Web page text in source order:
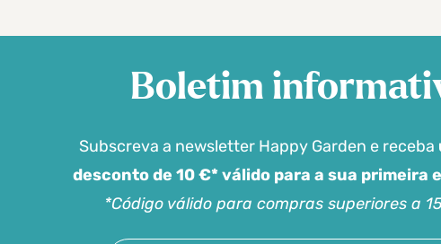
Boletim
Subscreva a newsletter Happy Garden e receba
desconto de 10 €* válido para a sua primeira
*Código válido para compras superiores a